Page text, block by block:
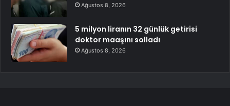
Ağustos 8, 2026
5 milyon liranın 32 günlük getirisi
doktor maaşını solladı
Ağustos 8, 2026